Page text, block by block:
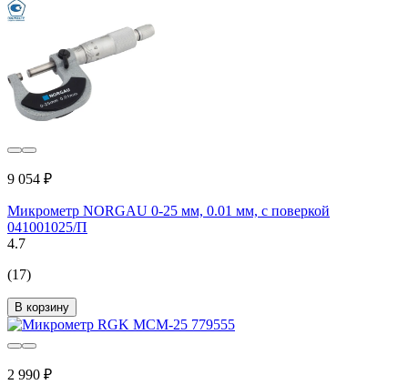
9 054 ₽
Микрометр NORGAU 0-25 мм, 0.01 мм, с поверкой
041001025/П
4.7
(17)
В корзину
2 990 ₽